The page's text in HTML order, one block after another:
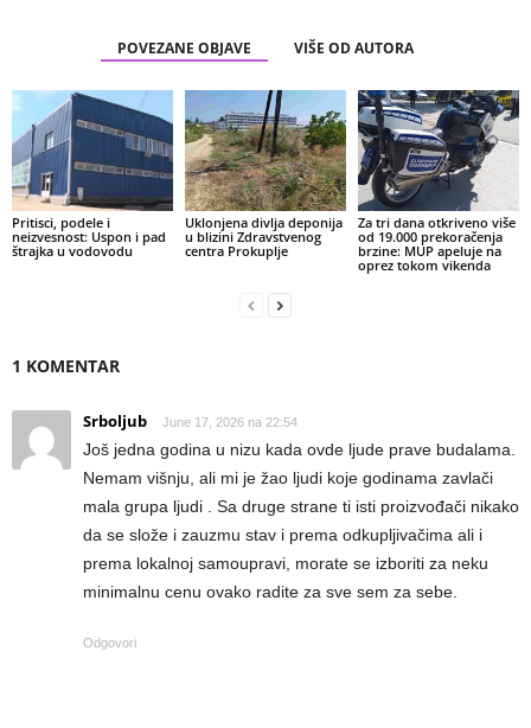
POVEZANE OBJAVE VIŠE OD AUTORA
Pritisci, podele i
neizvesnost: Uspon i pad
štrajka u vodovodu
Uklonjena divlja deponija
u blizini Zdravstvenog
centra Prokuplje
Za tri dana otkriveno više
od 19.000 prekoračenja
brzine: MUP apeluje na
oprez tokom vikenda
1 KOMENTAR
Srboljub June 17, 2026 na 22:54
Još jedna godina u nizu kada ovde ljude prave budalama.
Nemam višnju, ali mi je žao ljudi koje godinama zavlači
mala grupa ljudi . Sa druge strane ti isti proizvođači nikako
da se slože i zauzmu stav i prema odkupljivačima ali i
prema lokalnoj samoupravi, morate se izboriti za neku
minimalnu cenu ovako radite za sve sem za sebe.
Odgovori